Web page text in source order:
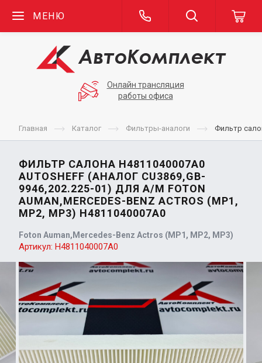
МЕНЮ
Онлайн трансляция
работы офиса
Главная Каталог Фильтры-аналоги Фильтр
ФИЛЬТР САЛОНА H4811040007A0
AUTOSHEFF (АНАЛОГ CU3869,GB-
9946,202.225-01) ДЛЯ А/М FOTON
AUMAN,MERCEDES-BENZ ACTROS (MP1,
MP2, MP3) H4811040007A0
Foton Auman,Mercedes-Benz Actros (MP1, MP2, MP3)
Артикул: H4811040007A0